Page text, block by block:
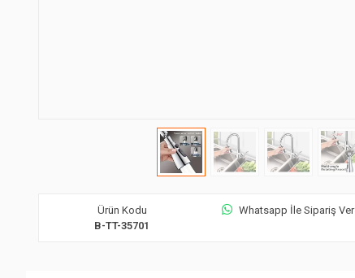
Ürün Kodu
B-TT-35701
Whatsapp İle Sipariş Ver